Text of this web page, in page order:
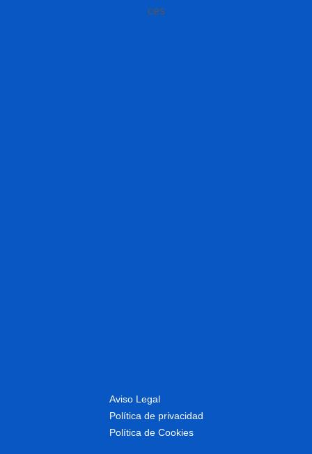
Aviso Legal
Política de privacidad
Política de Cookies